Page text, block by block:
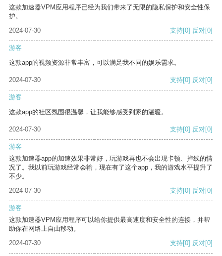
这款加速器VPM应用程序已经为我们带来了无限的隐私保护和安全性保
护。
2024-07-30
支持[0] 反对[0]
游客
这款app的视频资源非常丰富，可以满足我不同的娱乐需求。
2024-07-30 支持[0] 反对[0]
游客
这款app的社区氛围很温馨，让我能够感受到家的温暖。
2024-07-30 支持[0] 反对[0]
游客
这款加速器app的加速效果非常好，玩游戏再也不会出现卡顿、掉线的情
况了。我以前玩游戏经常会输，现在有了这个app，我的游戏水平提升了
不少。
2024-07-30
支持[0] 反对[0]
游客
这款加速器VPM应用程序可以给你提供最高速度和安全性的连接，并帮
助你在网络上自由移动。
2024-07-30
支持[0] 反对[0]